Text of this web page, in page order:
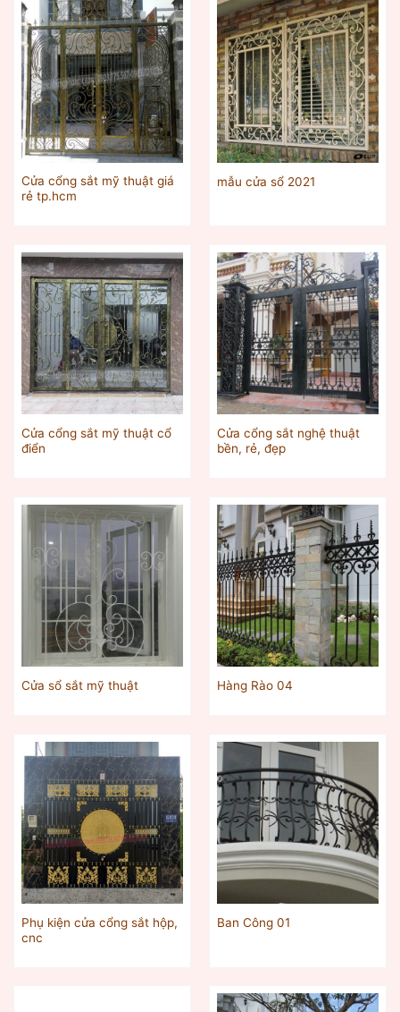
Cửa cổng sắt mỹ thuật giá
rẻ tp.hcm
mẫu cửa sổ 2021
Cửa cổng sắt mỹ thuật cổ
điển
Cửa cổng sắt nghệ thuật
bền, rẻ, đẹp
Cửa sổ sắt mỹ thuật Hàng Rào 04
Phụ kiện cửa cổng sắt hộp,
cnc
Ban Công 01